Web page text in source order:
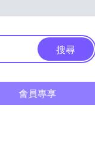
搜尋
會員專享